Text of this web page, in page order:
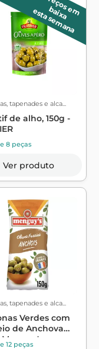
e
b
esta semana
tapenades e alca...
de alho, 150g -
8 peças
Ver produto
tapenades e alca...
Verdes com
de Anchova
12 peças